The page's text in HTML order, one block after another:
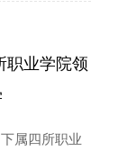
职业学院领
属四所职业